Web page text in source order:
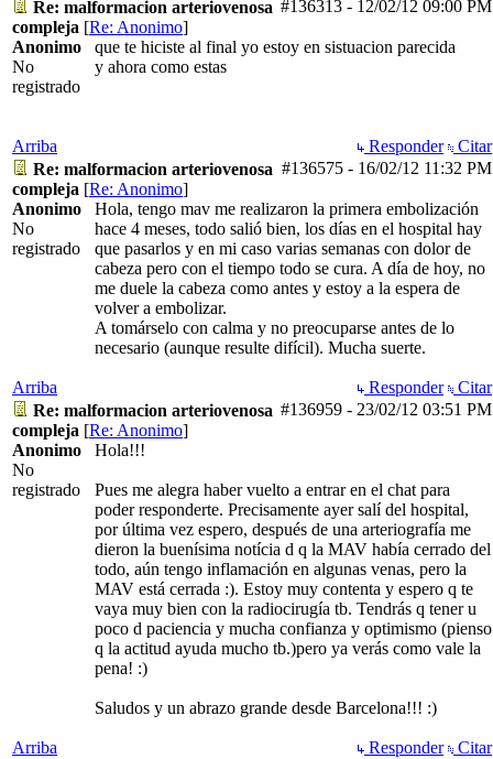
#136313 - 12/02/12 09:00 PM
Re: malformacion arteriovenosa
compleja [Re: Anonimo]
Anonimo
No
registrado
que te hiciste al final yo estoy en sistuacion parecida
y ahora como estas
Arriba Responder
Citar
#136575 - 16/02/12 11:32 PM
Re: malformacion arteriovenosa
compleja [Re: Anonimo]
Anonimo
No
registrado
Hola, tengo mav me realizaron la primera embolización
hace 4 meses, todo salió bien, los días en el hospital hay
que pasarlos y en mi caso varias semanas con dolor de
cabeza pero con el tiempo todo se cura. A día de hoy, no
me duele la cabeza como antes y estoy a la espera de
volver a embolizar.
A tomárselo con calma y no preocuparse antes de lo
necesario (aunque resulte difícil). Mucha suerte.
Arriba Responder
Citar
#136959 - 23/02/12 03:51 PM
Re: malformacion arteriovenosa
compleja [Re: Anonimo]
Anonimo
No
registrado
Hola!!!
Pues me alegra haber vuelto a entrar en el chat para
poder responderte. Precisamente ayer salí del hospital,
por última vez espero, después de una arteriografía me
dieron la buenísima notícia d q la MAV había cerrado del
todo, aún tengo inflamación en algunas venas, pero la
MAV está cerrada :). Estoy muy contenta y espero q te
vaya muy bien con la radiocirugía tb. Tendrás q tener u
poco d paciencia y mucha confianza y optimismo (pienso
q la actitud ayuda mucho tb.)pero ya verás como vale la
pena! :)
Saludos y un abrazo grande desde Barcelona!!! :)
Arriba Responder
Citar